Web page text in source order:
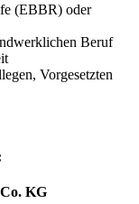
(EBBR) oder
Beruf
Vorgesetzten
KG